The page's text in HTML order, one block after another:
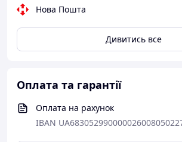
Нова Пошта
Дивитись все
Оплата та гарантії
Оплата на рахунок
IBAN